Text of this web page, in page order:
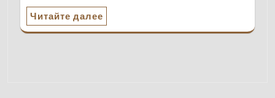
Читайте далее